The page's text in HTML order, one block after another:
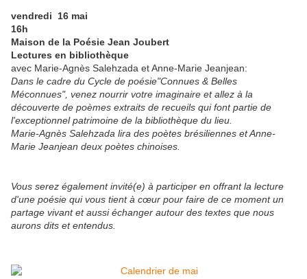
vendredi 16 mai
16h
Maison de la Poésie Jean Joubert
Lectures en bibliothèque
avec Marie-Agnès Salehzada et Anne-Marie Jeanjean:
Dans le cadre du Cycle de poésie"Connues & Belles
Méconnues", venez nourrir votre imaginaire et allez à la
découverte de poèmes extraits de recueils qui font partie de
l'exceptionnel patrimoine de la bibliothèque du lieu.
Marie-Agnès Salehzada lira des poètes brésiliennes et Anne-
Marie Jeanjean deux poètes chinoises.
Vous serez également invité(e) à participer en offrant la lecture
d'une poésie qui vous tient à cœur pour faire de ce moment un
partage vivant et aussi échanger autour des textes que nous
aurons dits et entendus.